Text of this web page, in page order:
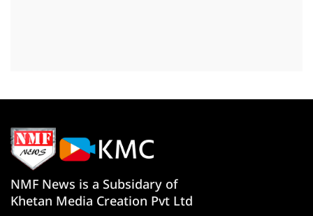
NMF News is a Subsidary of
Khetan Media Creation Pvt Ltd